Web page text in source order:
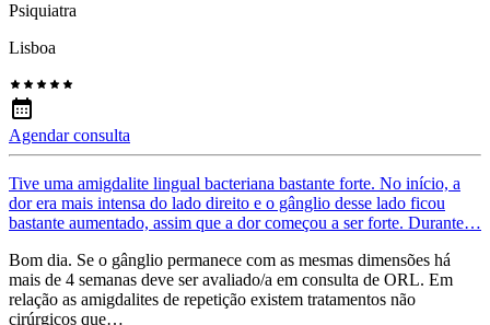
Psiquiatra
Lisboa
Agendar consulta
Tive uma amigdalite lingual bacteriana bastante forte. No início, a
dor era mais intensa do lado direito e o gânglio desse lado ficou
bastante aumentado, assim que a dor começou a ser forte. Durante…
Bom dia. Se o gânglio permanece com as mesmas dimensões há
mais de 4 semanas deve ser avaliado/a em consulta de ORL. Em
relação as amigdalites de repetição existem tratamentos não
cirúrgicos que…